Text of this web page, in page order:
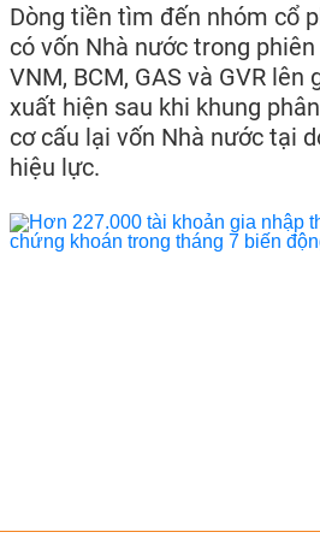
Dòng tiền tìm đến nhóm cổ
có vốn Nhà nước trong
VNM, BCM, GAS và GVR lên
xuất hiện sau khi khung
cơ cấu lại vốn Nhà nước tại
hiệu lực.